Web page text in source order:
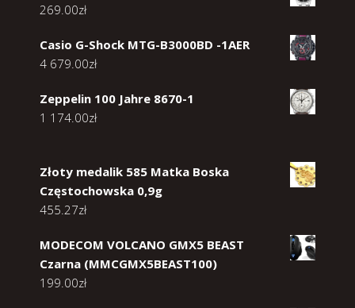
269.00zł
Casio G-Shock MTG-B3000BD -1AER
4 679.00zł
Zeppelin 100 Jahre 8670-1
1 174.00zł
Złoty medalik 585 Matka Boska
Częstochowska 0,9g
455.27zł
MODECOM VOLCANO GMX5 BEAST
Czarna (MMCGMX5BEAST100)
199.00zł